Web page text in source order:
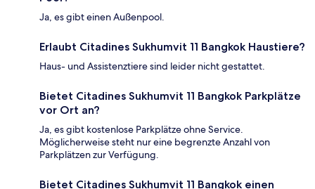
Ja, es gibt einen Außenpool.
Erlaubt Citadines Sukhumvit 11 Bangkok Haustiere?
Haus- und Assistenztiere sind leider nicht gestattet.
Bietet Citadines Sukhumvit 11 Bangkok Parkplätze
vor Ort an?
Ja, es gibt kostenlose Parkplätze ohne Service.
Möglicherweise steht nur eine begrenzte Anzahl von
Parkplätzen zur Verfügung.
Bietet Citadines Sukhumvit 11 Bangkok einen